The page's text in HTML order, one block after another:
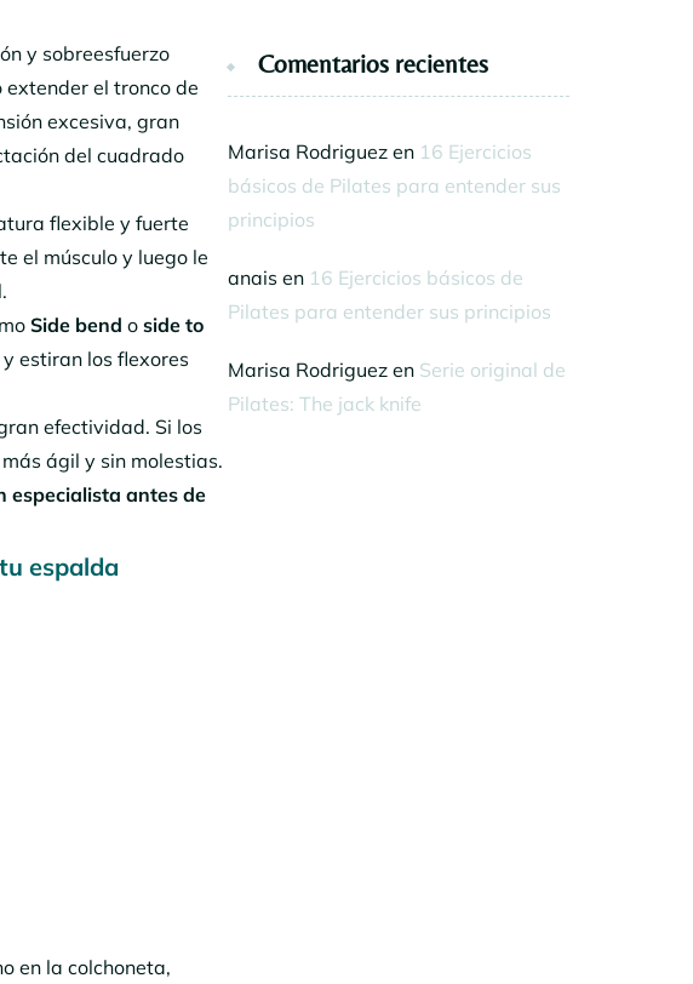
y sobreesfuerzo
el tronco de
excesiva, gran
del cuadrado
flexible y fuerte
el músculo y luego le
Side bend o side to
estiran los flexores
efectividad. Si los
ágil y sin molestias.
especialista antes de
espalda
en la colchoneta,
Comentarios recientes
Marisa Rodriguezen 16 Ejercicios
básicos de Pilates para entender sus
principios
anais en 16 Ejercicios básicos de
Pilates para entender sus principios
Marisa Rodriguezen Serie original de
Pilates: The jack knife